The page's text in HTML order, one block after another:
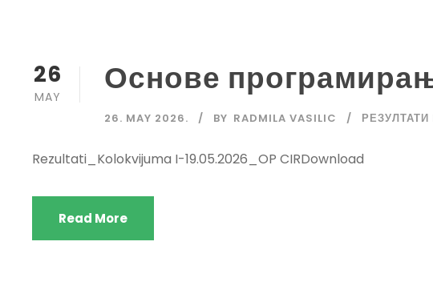
26
MAY Основе
26. MAY 2026. BY RADMILA VASILIC
Rezultati_Kolokvijuma I-19.05.2026_OP CIRDownload
Read More